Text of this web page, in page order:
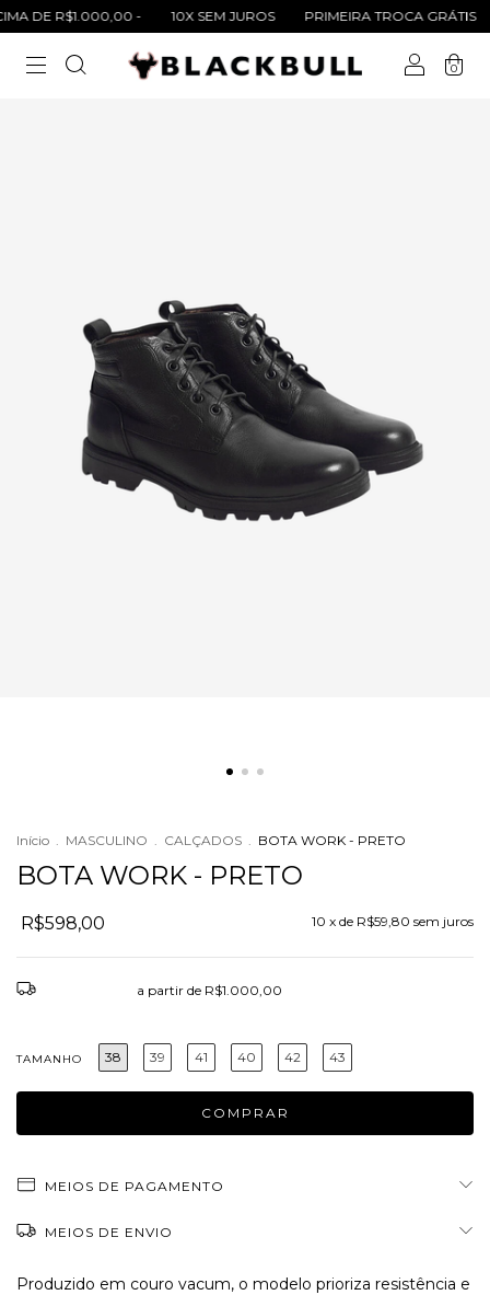
DE R$1.000,00 - 10X SEM JUROS PRIMEIRA TROCA GRÁTIS
0
Início MASCULINO CALÇADOS BOTA WORK - PRETO
BOTA WORK - PRETO
R$598,00 10 x de R$59,80 sem juros
a partir de R$1.000,00
TAMANHO 38 39 41 40 42 43
MEIOS DE PAGAMENTO
MEIOS DE ENVIO
Produzido em couro vacum, o modelo prioriza resistência e